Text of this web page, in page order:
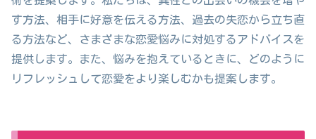
す方法、相手に好意を伝える方法、過去の失恋から立ち直
る方法など、さまざまな恋愛悩みに対処するアドバイスを
提供します。また、悩みを抱えているときに、どのように
リフレッシュして恋愛をより楽しむかも提案します。